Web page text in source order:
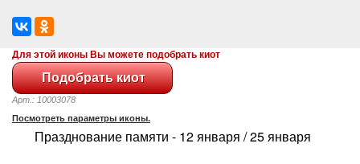
Для этой иконы Вы можете подобрать киот
Арт.: 10003078
Посмотреть параметры иконы.
Празднование памяти - 12 января / 25 января